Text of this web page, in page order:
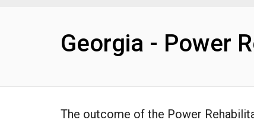
Georgia - Power
The outcome of the Power